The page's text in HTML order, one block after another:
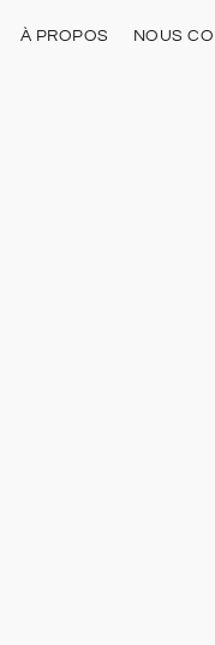
À PROPOS NOUS